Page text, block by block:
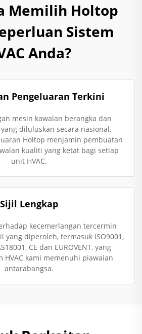
Memilih Holtop
Sistem
Anda?
Pengeluaran Terkini
mesin kawalan berangka dan
diluluskan secara nasional,
Holtop menjamin pembuatan
kualiti yang ketat bagi setiap
unit HVAC.
Sijil Lengkap
kecemerlangan tercermin
yang diperoleh, termasuk ISO9001,
CE dan EUROVENT, yang
HVAC kami memenuhi piawaian
antarabangsa.